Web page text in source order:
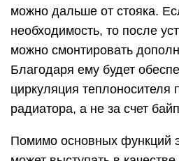
можно дальше от стояка.
необходимость, то после
можно смонтировать
Благодаря ему будет
циркуляция теплоносителя
радиатора, а не за счет
Помимо основных функций